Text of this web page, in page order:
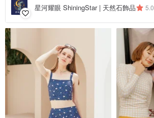
星河耀眼 ShiningStar | 天然石飾品 5.0